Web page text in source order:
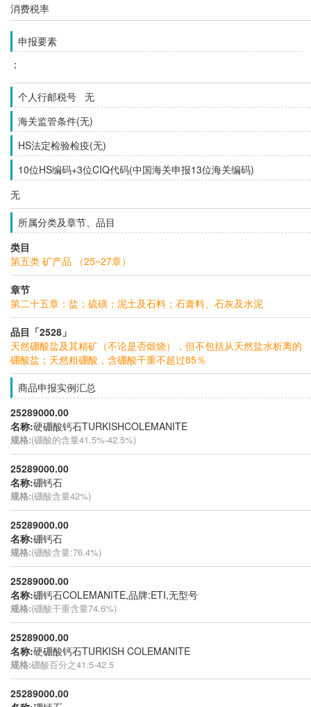
消费税率
申报要素
；
个人行邮税号 无
海关监管条件(无)
HS法定检验检疫(无)
10位HS编码+3位CIQ代码(中国海关申报13位海关编码)
无
所属分类及章节、品目
类目
第五类 矿产品 （25~27章）
章节
第二十五章：盐；硫磺；泥土及石料；石膏料、石灰及水泥
品目「2528」
天然硼酸盐及其精矿（不论是否煅烧），但不包括从天然盐水析离的
硼酸盐；天然粗硼酸，含硼酸干重不超过85％
商品申报实例汇总
25289000.00
名称:硬硼酸钙石TURKISHCOLEMANITE
规格:(硼酸的含量41.5%-42.5%)
25289000.00
名称:硼钙石
规格:(硼酸含量42%)
25289000.00
名称:硼钙石
规格:(硼酸含量:76.4%)
25289000.00
名称:硼钙石COLEMANITE,品牌:ETI,无型号
规格:(硼酸干重含量74.6%)
25289000.00
名称:硬硼酸钙石TURKISH COLEMANITE
规格:硼酸百分之41.5-42.5
25289000.00